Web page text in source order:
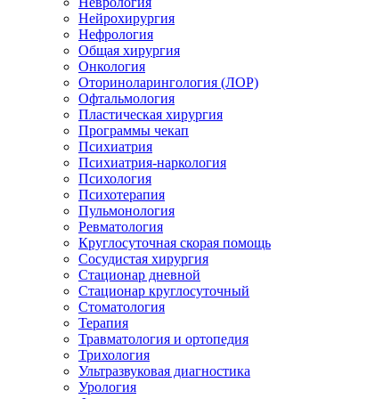
Нейрохирургия
Нефрология
Общая хирургия
Онкология
Оториноларингология (ЛОР)
Офтальмология
Пластическая хирургия
Программы чекап
Психиатрия
Психиатрия-наркология
Психология
Психотерапия
Пульмонология
Ревматология
Круглосуточная скорая помощь
Сосудистая хирургия
Стационар дневной
Стационар круглосуточный
Стоматология
Терапия
Травматология и ортопедия
Трихология
Ультразвуковая диагностика
Урология